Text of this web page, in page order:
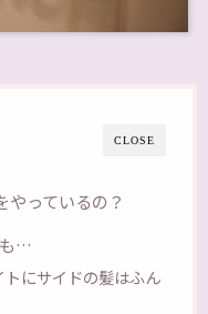
CLOSE
やっているの？
…
トにサイドの髪はふん